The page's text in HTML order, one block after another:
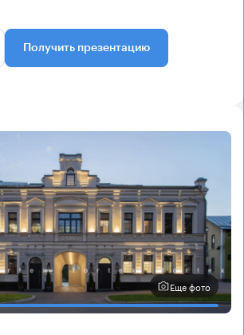
Получить презентацию
Еще фото